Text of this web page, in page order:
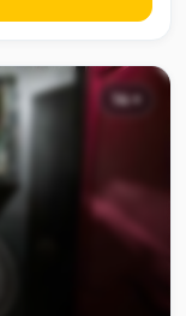
14+